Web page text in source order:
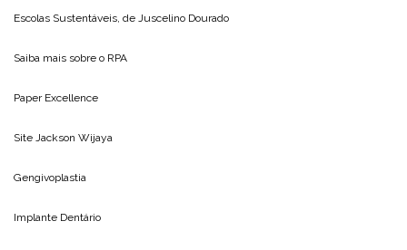
Escolas Sustentáveis, de Juscelino Dourado
Saiba mais sobre o RPA
Paper Excellence
Site Jackson Wijaya
Gengivoplastia
Implante Dentário